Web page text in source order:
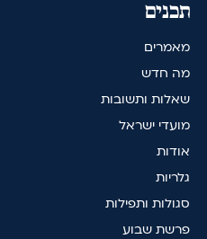
תכנים
מאמרים
מה חדש
שאלות ותשובות
מועדי ישראל
אודות
גלריות
סגולות ותפילות
פרשת שבוע